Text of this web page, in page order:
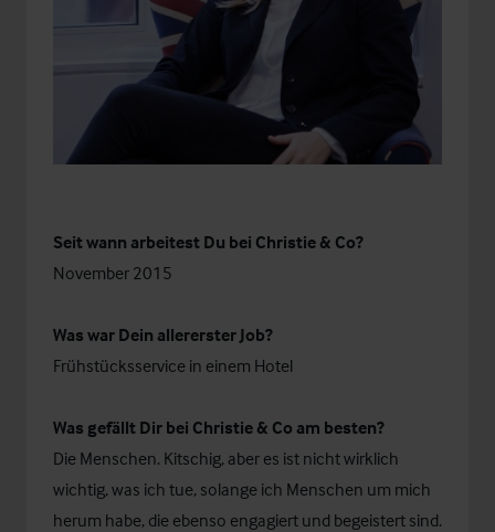
Seit wann arbeitest Du bei Christie & Co?
November 2015
Was war Dein allererster Job?
Frühstücksservice in einem Hotel
Was gefällt Dir bei Christie & Co am besten?
Die Menschen. Kitschig, aber es ist nicht wirklich
wichtig, was ich tue, solange ich Menschen um mich
herum habe, die ebenso engagiert und begeistert sind.